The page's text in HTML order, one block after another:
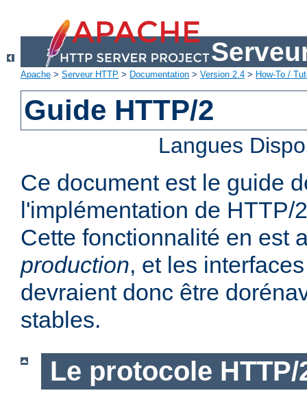
Apache > Serveur HTTP > Documentation > Version 2.4 > How-To /
Guide HTTP/2
Langues
Ce document est le guide
l'implémentation de HTTP/
Cette fonctionnalité en est
production, et les
devraient donc être
stables.
Le protocole HTTP/